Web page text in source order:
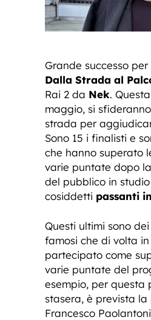
Grande successo
Dalla Strada al
Rai 2 da Nek.
maggio, si
strada per
Sono 15 i finalisti e
che hanno superato
varie puntate dopo
del pubblico in
cosiddetti passanti
Questi ultimi sono
famosi che di volta
partecipato come
varie puntate del
esempio, per questa
stasera, è prevista la
Francesco